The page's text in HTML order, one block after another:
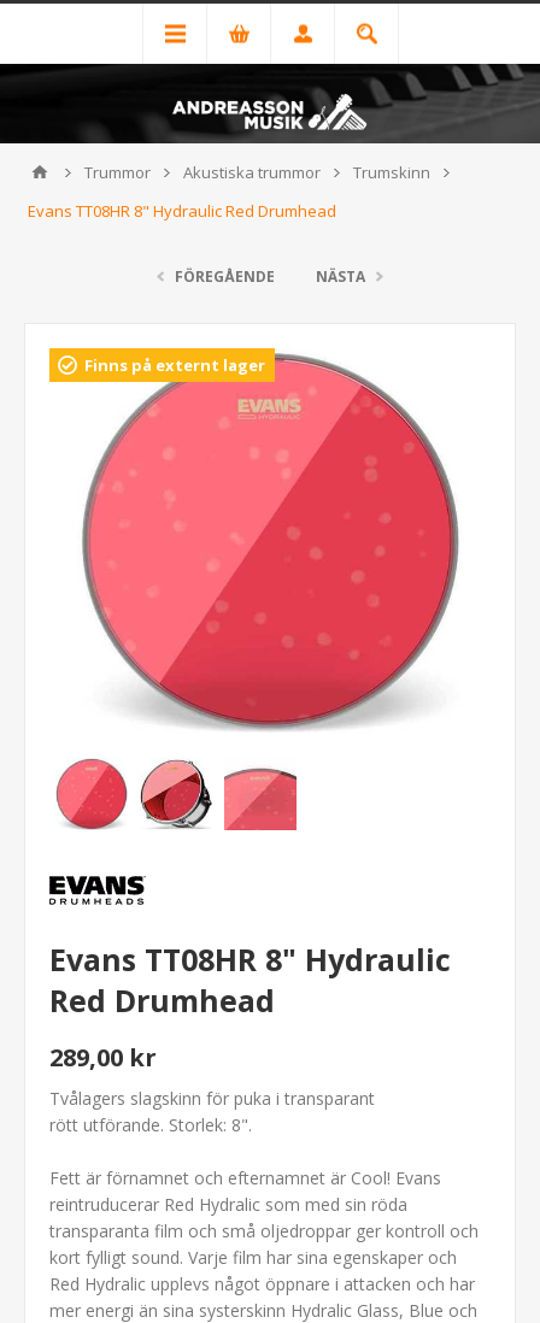
Trummor Akustiska trummor
Trumskinn
Evans TT08HR 8" Hydraulic Red Drumhead
FÖREGÅENDE NÄSTA
Finns på externt lager
Evans TT08HR 8" Hydraulic
Red Drumhead
289,00 kr
Tvålagers slagskinn för puka i transparant
rött utförande. Storlek: 8".
Fett är förnamnet och efternamnet är Cool! Evans
reintruducerar Red Hydralic som med sin röda
transparanta film och små oljedroppar ger kontroll och
kort fylligt sound. Varje film har sina egenskaper och
Red Hydralic upplevs något öppnare i attacken och har
mer energi än sina systerskinn Hydralic Glass, Blue och